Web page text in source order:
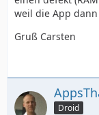
weil die App
Gruß Carsten
Droid